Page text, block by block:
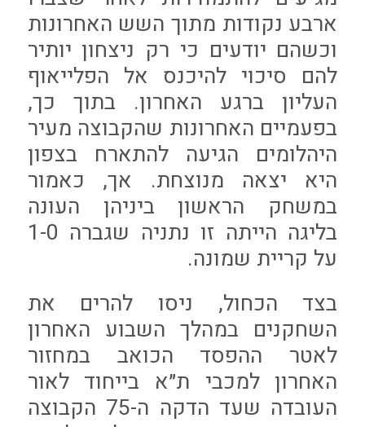
ארבע נקודות מתוך השש האחרונות
וכשהם יודעים כי רק ניצחון יותיר
להם סיכוי להיכנס אל הפלייאוף
העליון ברגע האחרון. בתוך כך,
בפעמיים האחרונות שהקבוצה מעיר
היהלומים הגיעה להתארח בצפון
היא יצאה מנוצחת. אך, כאמור
במשחק הראשון ביניהן העונה
בליגה הייתה זו נתניה שגברה 1-0
על קריית שמונה.
בצד הכחול, ניסו להרים את
השחקנים במהלך השבוע האחרון
לאטר ההפסד הכואב במחזור
האחרון למכבי ת״א בייחוד לאור
העובדה שעד הדקה ה-75 הקבוצה